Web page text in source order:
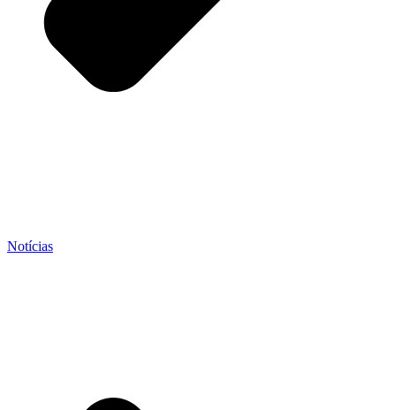
Notícias